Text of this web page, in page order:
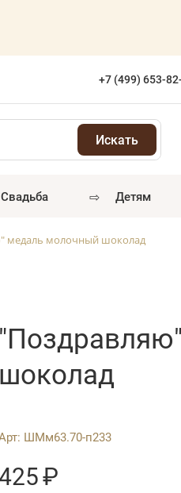
+7 (499) 653-
свадьба ⇨ детям
медаль молочный шоколад
шоколад
ШМм63.70-п233
₽